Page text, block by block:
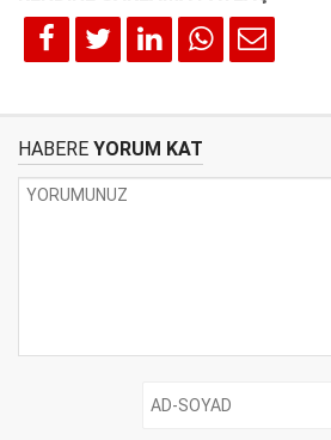
HABERE YORUM KAT